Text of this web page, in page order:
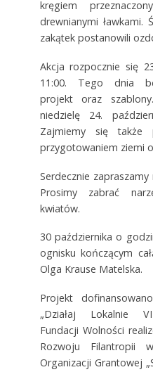
kręgiem
drewnianymi ławkami.
zakątek postanowili
Akcja rozpocznie się
11:00. Tego dnia
projekt oraz
niedzielę 24.
Zajmiemy się także
przygotowaniem ziemi
Serdecznie
Prosimy zabrać
kwiatów.
30 października o
ognisku kończącym
Olga Krause Matelska.
Projekt
„Działaj Lokalnie
Fundacji Wolności
Rozwoju Filantropii
Organizacji Grantowej